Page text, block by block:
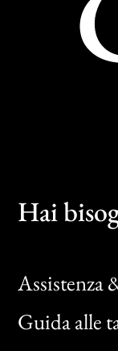
Hai
Assistenza
Guida alle